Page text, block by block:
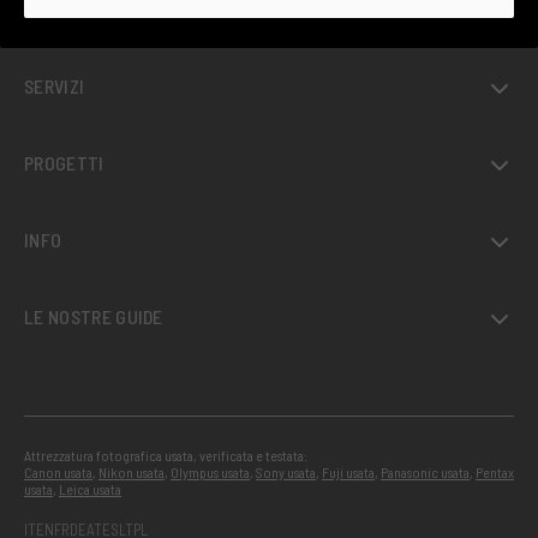
SERVIZI
PROGETTI
INFO
LE NOSTRE GUIDE
Attrezzatura fotografica usata, verificata e testata:
Canon usata, Nikon usata, Olympus usata, Sony usata, Fuji usata, Panasonic usata, Pentax
usata, Leica usata
ITENFRDEATESLTPL